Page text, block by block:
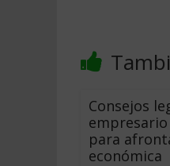
Consejos
para
económica